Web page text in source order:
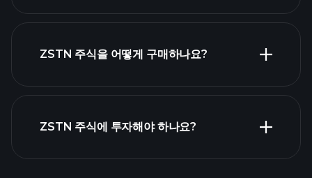
ZSTN 주식을 어떻게 구매하나요?
ZSTN 주식에 투자해야 하나요?